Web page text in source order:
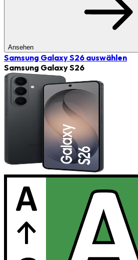
Ansehen
Samsung Galaxy S26 auswählen
Samsung Galaxy S26